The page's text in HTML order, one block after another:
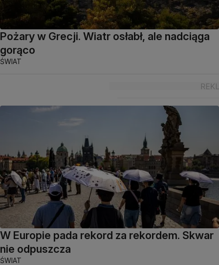
Pożary w Grecji. Wiatr osłabł, ale nadciąga
gorąco
ŚWIAT
W Europie pada rekord za rekordem. Skwar
nie odpuszcza
ŚWIAT